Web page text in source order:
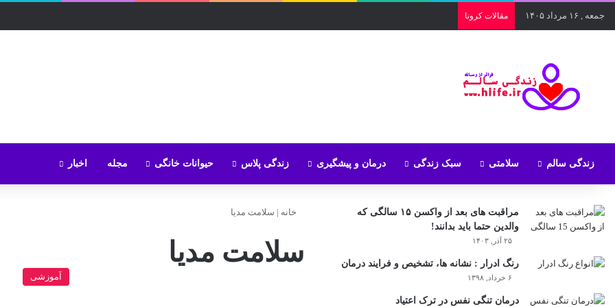
جمعه , ۱۶ مرداد ۱۴۰۵ مقالات کرونا
زندگی سالم سلامتی سبک زندگی درمان و پیشگیری زندگی پلاس حیوانات خانگی مجله اخبار
خانه | سلامت مدیا
سلامت مدیا
آموزشی
مراقبت های بعد از واکسن ۱۵ سالگی که
والدین حتما باید بدانند!
۲۵ آذر, ۱۴۰۳
رنگ ادرار : نشانه ها، تشخیص و فرایند درمان
۶ خرداد, ۱۳۹۸
درمان تنگی نفس در ترک اعتیاد